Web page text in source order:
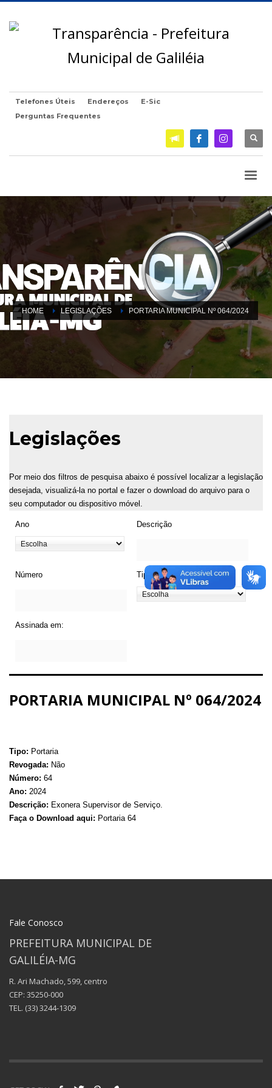
Telefones Úteis Endereços
E-Sic
Perguntas Frequentes
HOME LEGISLAÇÕES PORTARIA MUNICIPAL Nº 064/2024
Legislações
Por meio dos filtros de pesquisa abaixo é possível localizar a legislação
desejada, visualizá-la no portal e fazer o download do arquivo para o
seu computador ou dispositivo móvel.
Ano Descrição
Número Tipo de Legislação
Assinada em:
PORTARIA MUNICIPAL Nº 064/2024
Tipo: Portaria
Revogada: Não
Número: 64
Ano: 2024
Descrição: Exonera Supervisor de Serviço.
Faça o Download aqui: Portaria 64
Fale Conosco
PREFEITURA MUNICIPAL DE
GALILÉIA-MG
R. Ari Machado, 599, centro
CEP: 35250-000
TEL. (33) 3244-1309